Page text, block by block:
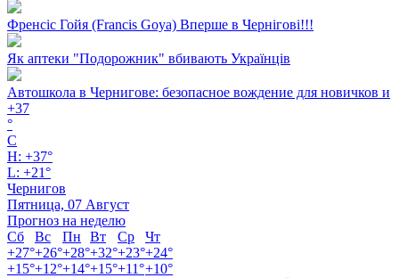
Френсіс Гойя (Francis Goya) Вперше в Чернігові!!!
Як аптеки "Подорожник" вбивають Українців
Автошкола в Чернигове: безопасное вождение для новичков и
+37
°
C
H: +37°
L: +21°
Чернигов
Пятница, 07 Август
Прогноз на неделю
Сб
Вс Пн Вт Ср
Чт
+27°+26°+28°+32°+23°+24°
+15°+12°+14°+15°+11°+10°